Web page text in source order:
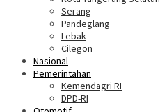
Serang
Pandeglang
Lebak
Cilegon
Nasional
Pemerintahan
Kemendagri RI
DPD-RI